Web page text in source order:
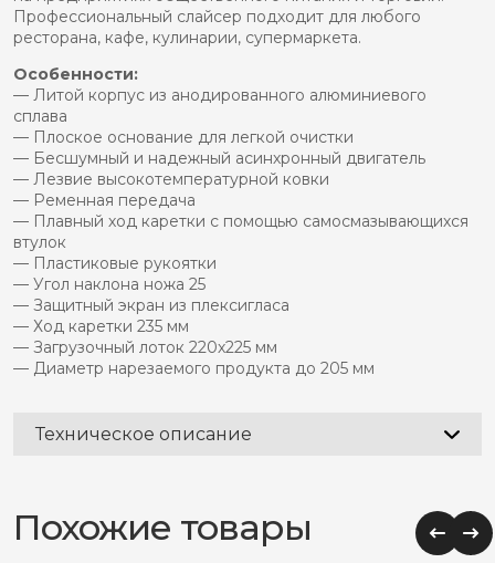
Профессиональный слайсер подходит для любого
ресторана, кафе, кулинарии, супермаркета.
Особенности:
— Литой корпус из анодированного алюминиевого
сплава
— Плоское основание для легкой очистки
— Бесшумный и надежный асинхронный двигатель
— Лезвие высокотемпературной ковки
— Ременная передача
— Плавный ход каретки с помощью самосмазывающихся
втулок
— Пластиковые рукоятки
— Угол наклона ножа 25
— Защитный экран из плексигласа
— Ход каретки 235 мм
— Загрузочный лоток 220х225 мм
— Диаметр нарезаемого продукта до 205 мм
Техническое описание
Похожие товары